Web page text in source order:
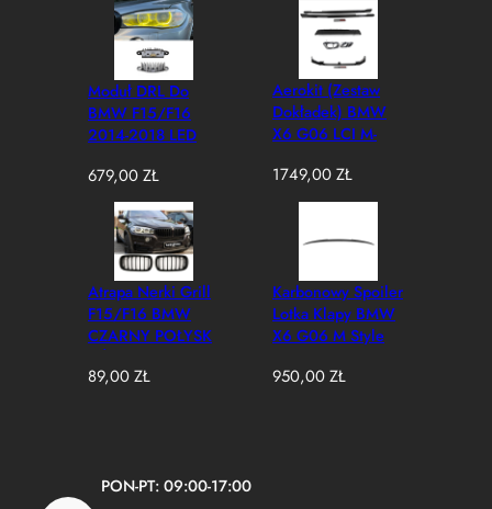
Moduł DRL Do
BMW F15/F16
2014-2018 LED
Koloru Na Żółty
679,00ZŁ
Aerokit (Zestaw
Dokładek) BMW
X6 G06 LCI M-
Czarny Połysk
(2023–2025)
1749,00ZŁ
Atrapa Nerki Grill
F15/F16 BMW
CZARNY POŁYSK
1 ŻEBRO X5/X6
(2013–2019)
89,00ZŁ
Karbonowy Spoiler
Lotka Klapy BMW
X6 G06 M Style
950,00ZŁ
PON-PT: 09:00-17:00